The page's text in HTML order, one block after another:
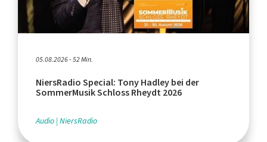
05.08.2026 - 52 Min.
NiersRadio Special: Tony Hadley bei der
SommerMusik Schloss Rheydt 2026
Audio NiersRadio